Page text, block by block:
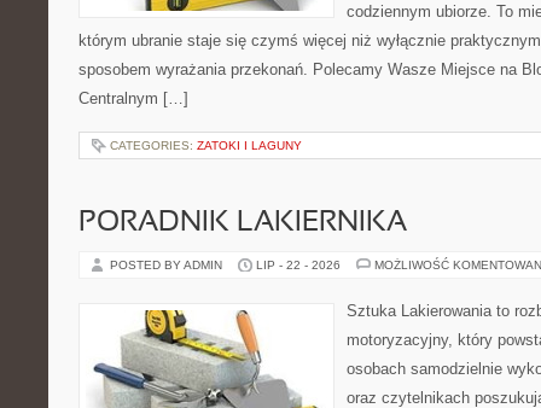
codziennym ubiorze. To
którym ubranie staje się czymś więcej niż wyłącznie
sposobem wyrażania przekonań. Polecamy Wasze Miejsce na
Centralnym […]
CATEGORIES: ZATOKI I LAGUNY
PORADNIK LAKIERNIKA
POSTED BY ADMIN LIP - 22 - 2026 MOŻLIWOŚĆ
Sztuka Lakierowania to
motoryzacyjny, który
osobach samodzielnie
oraz czytelnikach